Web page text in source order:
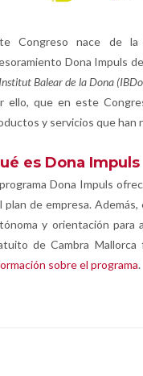
Congreso nace de
Dona Impuls
Balear de la Dona
ello, que en este
y servicios que han
es Dona Impuls
Dona Impuls
plan de empresa.
y orientación para
de Cambra
sobre el programa.